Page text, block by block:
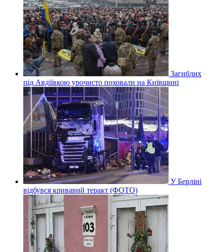
Загиблих
під Авдіївкою урочисто поховали на Київщині
У Берліні
відбувся кривавий теракт (ФОТО)